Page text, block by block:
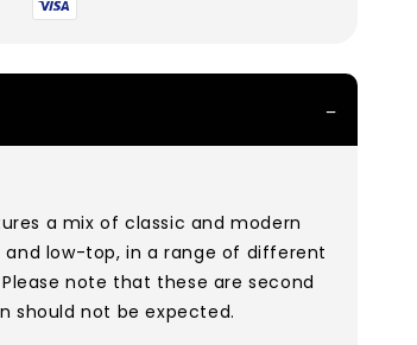
a mix of classic and modern
low-top, in a range of different
note that these are second
should not be expected.